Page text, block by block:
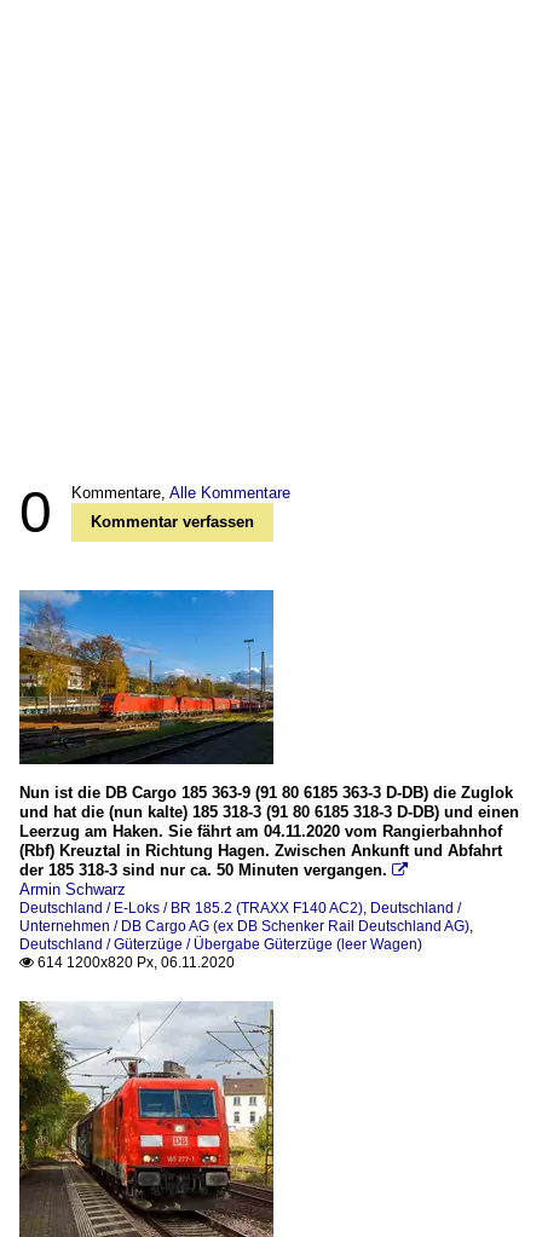
0 Kommentare, Alle Kommentare
Kommentar verfassen
Nun ist die DB Cargo 185 363-9 (91 80 6185 363-3 D-DB) die Zuglok
und hat die (nun kalte) 185 318-3 (91 80 6185 318-3 D-DB) und einen
Leerzug am Haken. Sie fährt am 04.11.2020 vom Rangierbahnhof
(Rbf) Kreuztal in Richtung Hagen. Zwischen Ankunft und Abfahrt
der 185 318-3 sind nur ca. 50 Minuten vergangen. 
Armin Schwarz
Deutschland / E-Loks / BR 185.2 (TRAXX F140 AC2) Deutschland /
Unternehmen / DB Cargo AG (ex DB Schenker Rail Deutschland AG)
Deutschland / Güterzüge / Übergabe Güterzüge (leer Wagen)
 614 1200x820 Px, 06.11.2020